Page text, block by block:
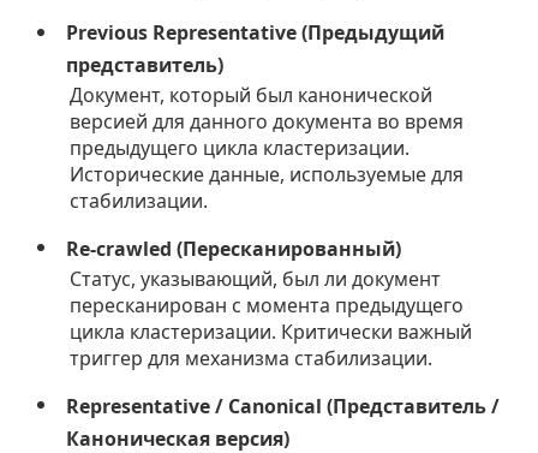
Previous Representative (Предыдущий
представитель)
Документ, который был канонической
версией для данного документа во время
предыдущего цикла кластеризации.
Исторические данные, используемые для
стабилизации.
Re-crawled (Пересканированный)
Статус, указывающий, был ли документ
пересканирован с момента предыдущего
цикла кластеризации. Критически важный
триггер для механизма стабилизации.
Representative / Canonical (Представитель /
Каноническая версия)